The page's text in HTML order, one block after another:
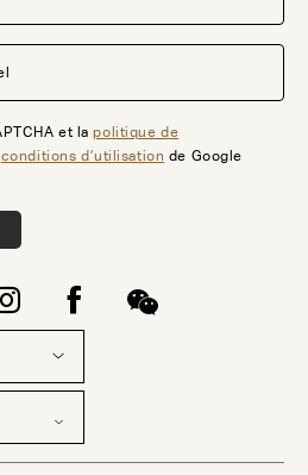
et lapolitique de
conditions d’utilisation de Google